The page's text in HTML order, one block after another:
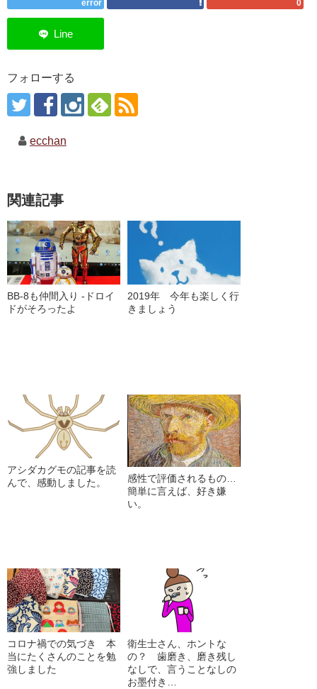
error 0
フォローする
ecchan
関連記事
BB-8も仲間入り -ドロイ
ドがそろったよ
2019年 今年も楽しく行
きましょう
アシダカグモの記事を読
んで、感動しました。
感性で評価されるもの…
簡単に言えば、好き嫌
い。
コロナ禍での気づき 本
当にたくさんのことを勉
強しました
衛生士さん、ホントな
の？ 歯磨き、磨き残し
なしで、言うことなしの
お墨付き…